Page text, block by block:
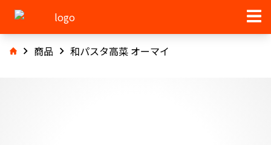
商品 和パスタ高菜 オーマイ